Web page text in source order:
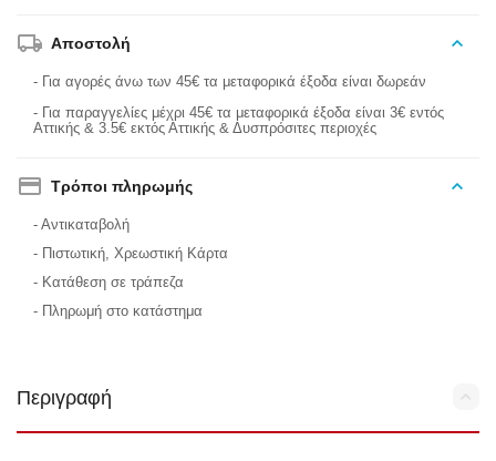
Αποστολή
- Για αγορές άνω των 45€ τα μεταφορικά έξοδα είναι δωρεάν
- Για παραγγελίες μέχρι 45€ τα μεταφορικά έξοδα είναι 3€ εντός
Αττικής & 3.5€ εκτός Αττικής & Δυσπρόσιτες περιοχές
Τρόποι πληρωμής
- Αντικαταβολή
- Πιστωτική, Χρεωστική Κάρτα
- Κατάθεση σε τράπεζα
- Πληρωμή στο κατάστημα
Περιγραφή